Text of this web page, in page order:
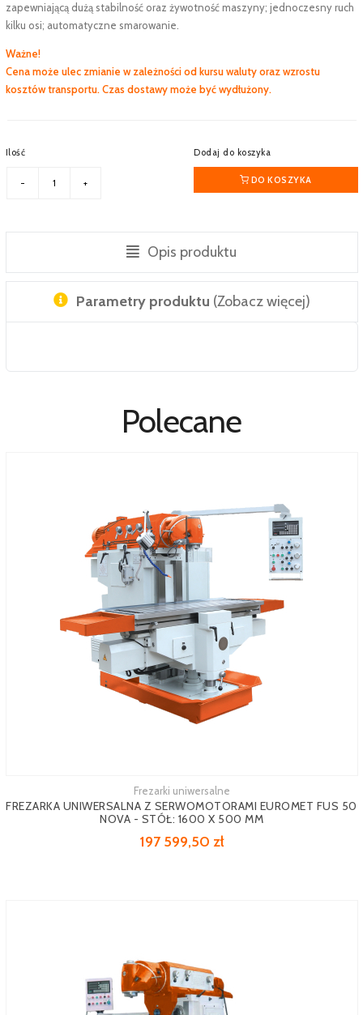
zapewniającą dużą stabilność oraz żywotność maszyny; jednoczesny ruch
kilku osi; automatyczne smarowanie.
Ważne!
Cena może ulec zmianie w zależności od kursu waluty oraz wzrostu
kosztów transportu. Czas dostawy może być wydłużony.
Ilość Dodaj do koszyka
DO KOSZYKA
Opis produktu
Parametry produktu (Zobacz więcej)
Polecane
Frezarki uniwersalne
FREZARKA UNIWERSALNA Z SERWOMOTORAMI EUROMET FUS 50
NOVA - STÓŁ: 1600 X 500 MM
197 599,50 zł